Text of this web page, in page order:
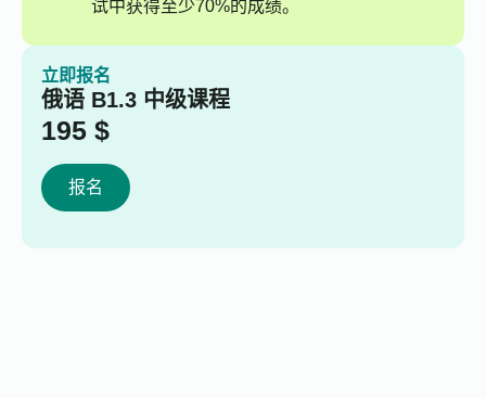
试中获得至少70%的成绩。
立即报名
俄语 B1.3 中级课程
195 $
报名